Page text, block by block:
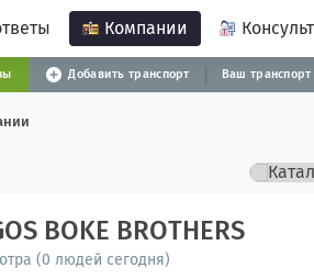
Компании
Добавить транспорт Ваш транспорт
BOKE BROTHERS
(0 людей сегодня)